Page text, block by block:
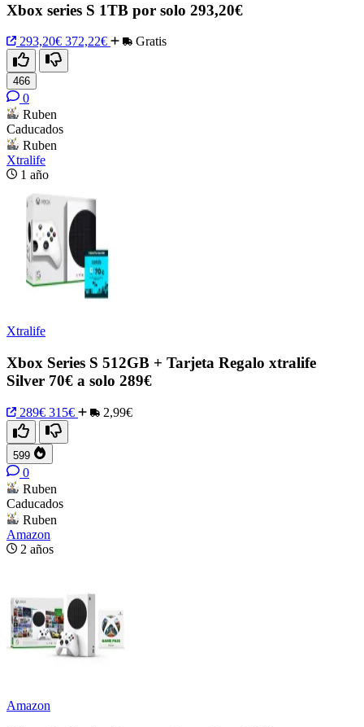
Xbox series S 1TB por solo 293,20€
293,20€ 372,22€ Gratis
466
0
Ruben
Caducados
Ruben
Xtralife
1 año
Xtralife
Xbox Series S 512GB + Tarjeta Regalo xtralife
Silver 70€ a solo 289€
289€ 315€ 2,99€
599
0
Ruben
Caducados
Ruben
Amazon
2 años
Amazon